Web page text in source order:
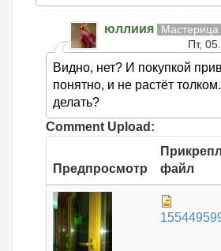
юллиия Мастерица
Пт,
Видно, нет? И покупкой
понятно, и не растёт
делать?
Comment Upload:
Предпросмотр
файл